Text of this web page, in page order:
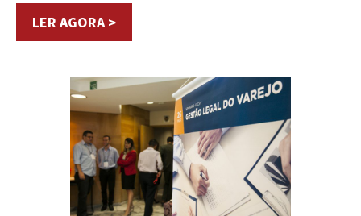
LER AGORA >